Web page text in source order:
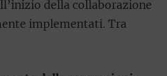
della collaborazione
implementati. Tra